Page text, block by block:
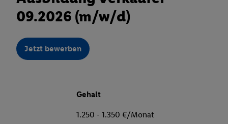
09.2026 (m/w/d)
Jetzt bewerben
Gehalt
1.250 - 1.350 €/Monat